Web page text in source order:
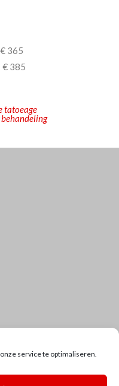
service te optimaliseren.
365
€ 385
tatoeage
behandeling